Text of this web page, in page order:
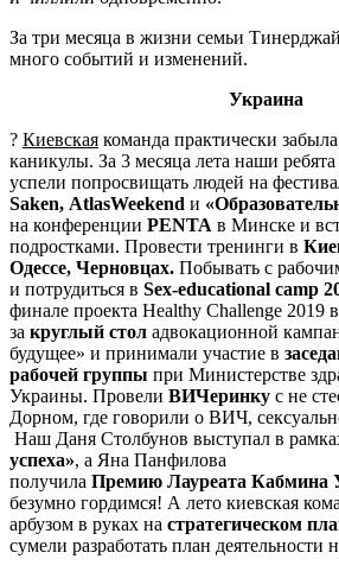
За три месяца в жизни семьи
много событий и изменений.
Украина
? Киевская команда практически
каникулы. За 3 месяца лета наши ребята
успели попросвищать людей на
Saken, AtlasWeekend и
на конференции PENTA в Минске и
подростками. Провести тренинги в
Одессе, Черновцах. Побывать с
и потрудиться в Sex-educational camp
финале проекта Healthy Challenge
за круглый стол адвокационной
будущее» и принимали участие в
рабочей группы при Министерстве
Украины. Провели ВИЧеринку с не
Дорном, где говорили о ВИЧ,
Наш Даня Столбунов выступал в
успеха», а Яна Панфилова
получила Премию Лауреата Кабмина
безумно гордимся! А лето киевская
арбузом в руках на стратегическом
сумели разработать план деятельности